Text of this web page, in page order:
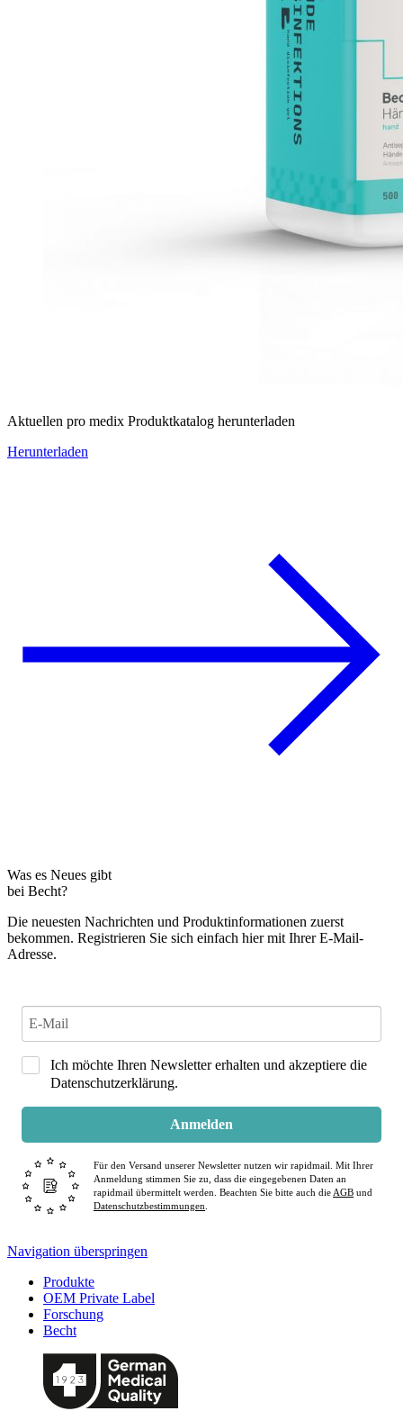
Aktuellen pro medix Produktkatalog herunterladen
Herunterladen
Was es Neues gibt
bei Becht?
Die neuesten Nachrichten und Produktinformationen zuerst
bekommen. Registrieren Sie sich einfach hier mit Ihrer E-Mail-
Adresse.
Ich möchte Ihren Newsletter erhalten und akzeptiere die
Datenschutzerklärung.
Anmelden
Für den Versand unserer Newsletter nutzen wir rapidmail. Mit Ihrer
Anmeldung stimmen Sie zu, dass die eingegebenen Daten an
rapidmail übermittelt werden. Beachten Sie bitte auch die AGB und
Datenschutzbestimmungen
Navigation überspringen
Produkte
OEM Private Label
Forschung
Becht